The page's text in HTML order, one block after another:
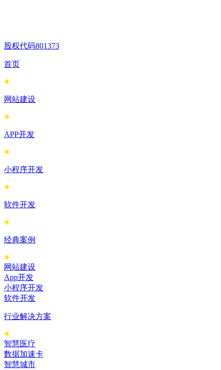
股权代码801373
首页
网站建设
APP开发
小程序开发
软件开发
经典案例
网站建设
App开发
小程序开发
软件开发
行业解决方案
智慧医疗
数据加速卡
智慧城市